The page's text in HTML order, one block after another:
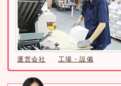
運営会社 工場・設備